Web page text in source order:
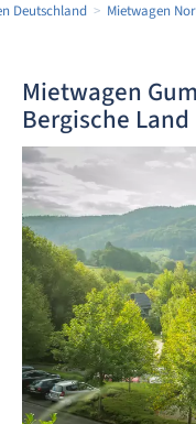
Deutschland Mietwagen
Mietwagen
Bergische Land